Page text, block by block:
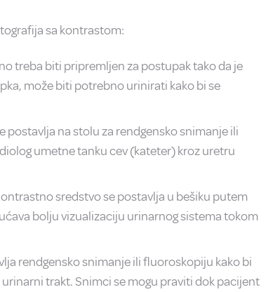
sa kontrastom:
treba biti pripremljen za postupak tako da je
može biti potrebno urinirati kako bi se
postavlja na stolu za rendgensko snimanje ili
umetne tanku cev (kateter) kroz uretru
sredstvo se postavlja u bešiku putem
bolju vizualizaciju urinarnog sistema tokom
rendgensko snimanje ili fluoroskopiju kako bi
trakt. Snimci se mogu praviti dok pacijent